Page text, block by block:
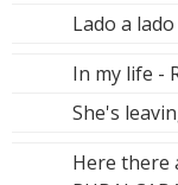
Lado a
In my life -
She's
Here there